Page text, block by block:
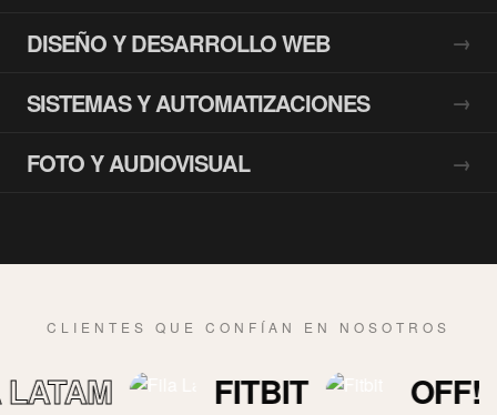
DISEÑO Y DESARROLLO WEB
SISTEMAS Y AUTOMATIZACIONES
FOTO Y AUDIOVISUAL
CLIENTES QUE CONFÍAN EN NOSOTROS
FITBIT
OFF!